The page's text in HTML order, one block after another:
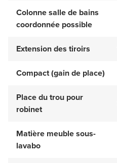
Colonne salle de bains
coordonnée possible
Extension des tiroirs
Compact (gain de place)
Place du trou pour
robinet
Matière meuble sous-
lavabo